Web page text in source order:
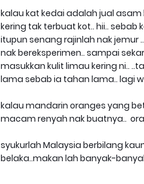
kalau kat kedai adalah jual
kering tak terbuat kot.. hii.. sebab
itupun senang rajinlah nak jemur
nak bereksperimen.. sampai
masukkan kulit limau kering ni..
lama sebab ia tahan lama.. lagi
kalau mandarin oranges yang
macam renyah nak buatnya..
syukurlah Malaysia berbilang
belaka..makan lah banyak-